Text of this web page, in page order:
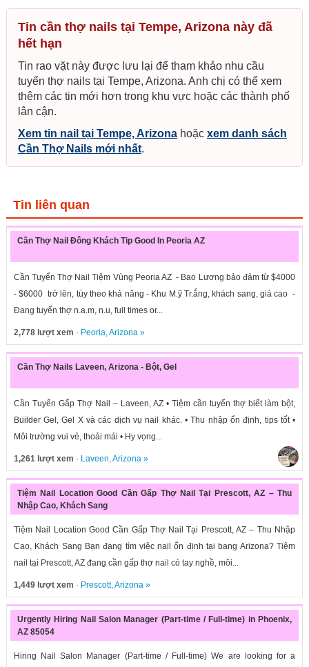
Tin cần thợ nails tại Tempe, Arizona này đã
hết hạn
Tin rao vặt này được lưu lại để tham khảo nhu cầu
tuyển thợ nails tại Tempe, Arizona. Anh chị có thể xem
thêm các tin mới hơn trong khu vực hoặc các thành phố
lân cận.
Xem tin nail tại Tempe, Arizonahoặc xem danh sách
Cần Thợ Nails mới nhất.
Tin liên quan
Cần Thợ Nail Đông Khách Tip Good In Peoria AZ
Cần Tuyển Thợ Nail Tiệm Vùng Peoria AZ - Bao Lương bảo đảm từ $4000
- $6000 trở lên, tùy theo khả năng - Khu M.ỹ Tr.ắng, khách sang, giá cao -
Đang tuyển thợ n.a.m, n.u, full times or...
2,778 lượt xem · Peoria,Arizona»
Cần Thợ Nails Laveen, Arizona - Bột, Gel
Cần Tuyển Gấp Thợ Nail – Laveen, AZ • Tiệm cần tuyển thợ biết làm bột,
Builder Gel, Gel X và các dịch vụ nail khác. • Thu nhập ổn định, tips tốt •
Môi trường vui vẻ, thoải mái • Hy vọng...
1,261 lượt xem · Laveen,Arizona»
Tiệm Nail Location Good Cần Gấp Thợ Nail Tại Prescott, AZ – Thu
Nhập Cao, Khách Sang
Tiệm Nail Location Good Cần Gấp Thợ Nail Tại Prescott, AZ – Thu Nhập
Cao, Khách Sang Bạn đang tìm việc nail ổn định tại bang Arizona? Tiệm
nail tại Prescott, AZ đang cần gấp thợ nail có tay nghề, môi...
1,449 lượt xem · Prescott,Arizona»
Urgently Hiring Nail Salon Manager (Part-time / Full-time) in Phoenix,
AZ 85054
Hiring Nail Salon Manager (Part-time / Full-time) We are looking for a